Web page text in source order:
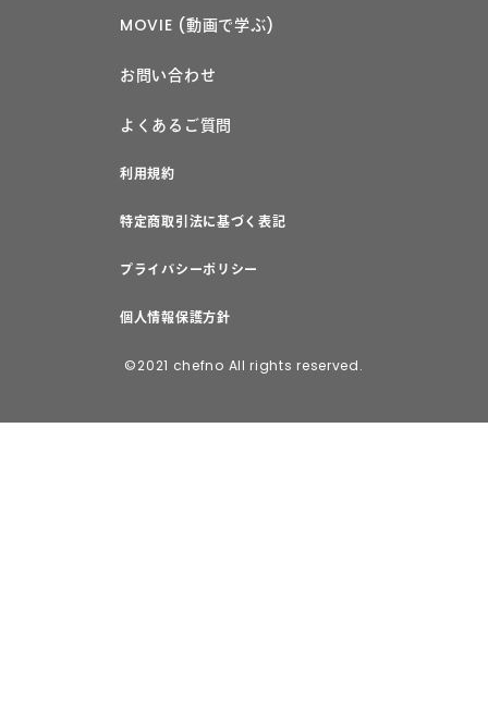
MOVIE (動画で学ぶ)
お問い合わせ
よくあるご質問
利用規約
特定商取引法に基づく表記
プライバシーポリシー
個人情報保護方針
©2021 chefno All rights reserved.